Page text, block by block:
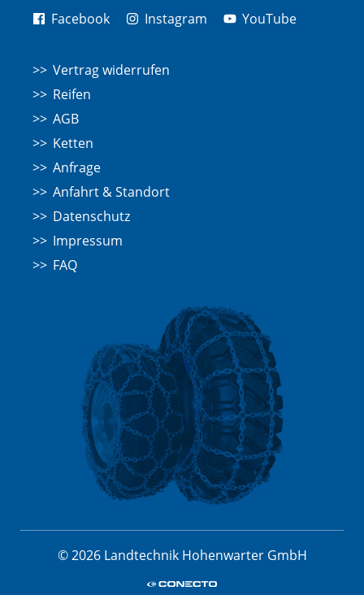
Facebook Instagram YouTube
Vertrag widerrufen
Reifen
AGB
Ketten
Anfrage
Anfahrt & Standort
Datenschutz
Impressum
FAQ
© 2026 Landtechnik Hohenwarter GmbH